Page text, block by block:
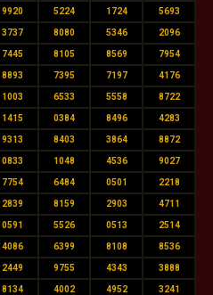
9920 5224 1724 5693
3737 8080 5346 2096
7445 8105 8569 7954
8893 7395 7197 4176
1003 6533 5558 8722
1415 0384 8496 4283
9313 8403 3864 8872
0833 1048 4536 9027
7754 6484 0501 2218
2839 8159 2903 4711
0591 5526 0513 2514
4086 6399 8108 8536
2449 9755 4343 3888
8134 4002 4952 3241